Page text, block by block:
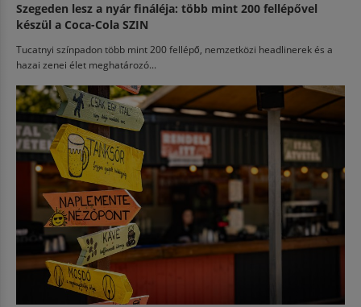
Szegeden lesz a nyár fináléja: több mint 200 fellépővel
készül a Coca-Cola SZIN
Tucatnyi színpadon több mint 200 fellépő, nemzetközi headlinerek és a
hazai zenei élet meghatározó...